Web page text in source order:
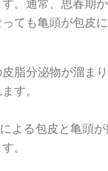
ても亀頭が包皮
脂分泌物が溜ま
す。
よる包皮と亀頭
。